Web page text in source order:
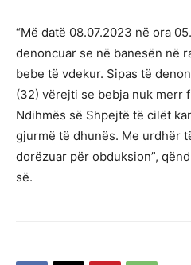
“Më datë 08.07.2023 në ora
denoncuar se në banesën në
bebe të vdekur. Sipas të
(32) vërejti se bebja nuk merr
Ndihmës së Shpejtë të cilët
gjurmë të dhunës. Me urdhër
dorëzuar për obduksion”,
së.